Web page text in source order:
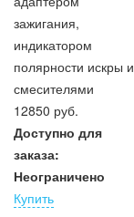
зажигания,
индикатором
полярности искры и
смесителями
12850 руб.
Доступно для
заказа:
Неограничено
Купить